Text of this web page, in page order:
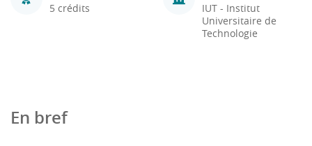
5 crédits
IUT - Institut
Universitaire de
Technologie
En bref